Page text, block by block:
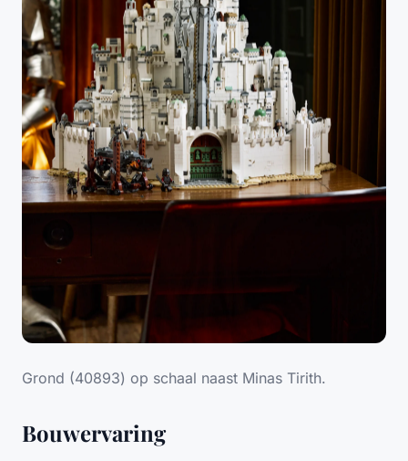
Grond (40893) op schaal naast Minas Tirith.
Bouwervaring